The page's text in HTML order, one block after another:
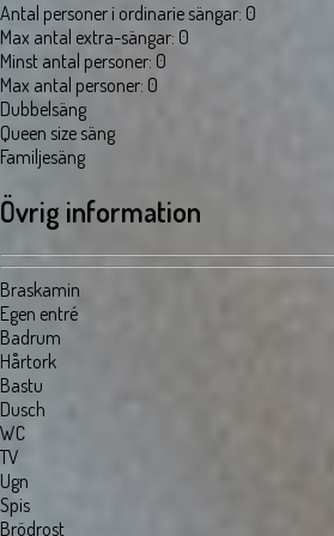
Antal personer i ordinarie sängar: 0
Max antal extra-sängar: 0
Minst antal personer: 0
Max antal personer: 0
Dubbelsäng
Queen size säng
Familjesäng
Övrig information
Braskamin
Egen entré
Badrum
Hårtork
Bastu
Dusch
WC
TV
Ugn
Spis
Brödrost